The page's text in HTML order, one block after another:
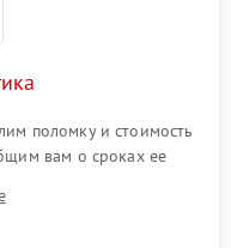
поломку и стоимость
вам о сроках ее